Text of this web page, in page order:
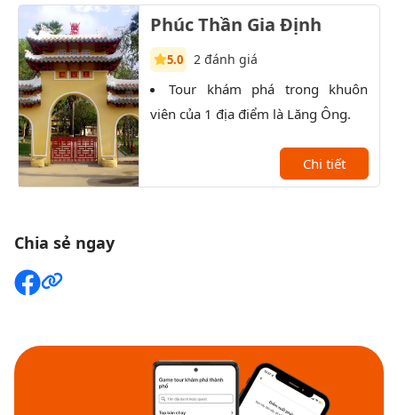
Phúc Thần Gia Định
5.0 2 đánh giá
Tour khám phá trong khuôn
viên của 1 địa điểm là Lăng Ông.
Chi tiết
Chia sẻ ngay